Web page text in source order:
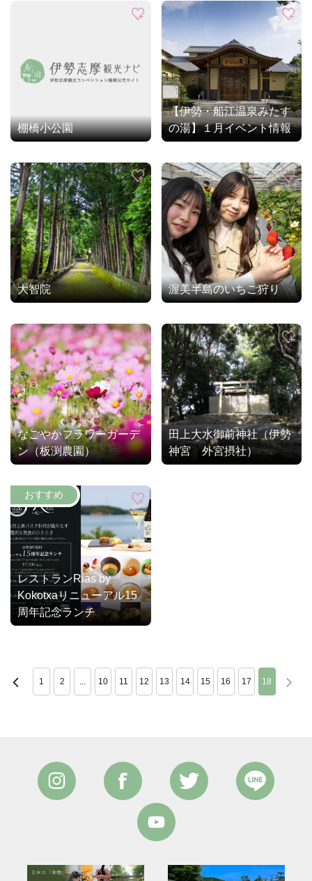
棚橋小公園
【伊勢・船江温泉みたす
の湯】１月イベント情報
大智院 渥美半島のいちご狩り
なごやかフラワーガーデ
ン（板渕農園）
田上大水御前神社（伊勢
神宮 外宮摂社）
レストランRias by
Kokotxaリニューアル15
周年記念ランチ
1 2 ... 10 11 12 13 14 15 16 17 18